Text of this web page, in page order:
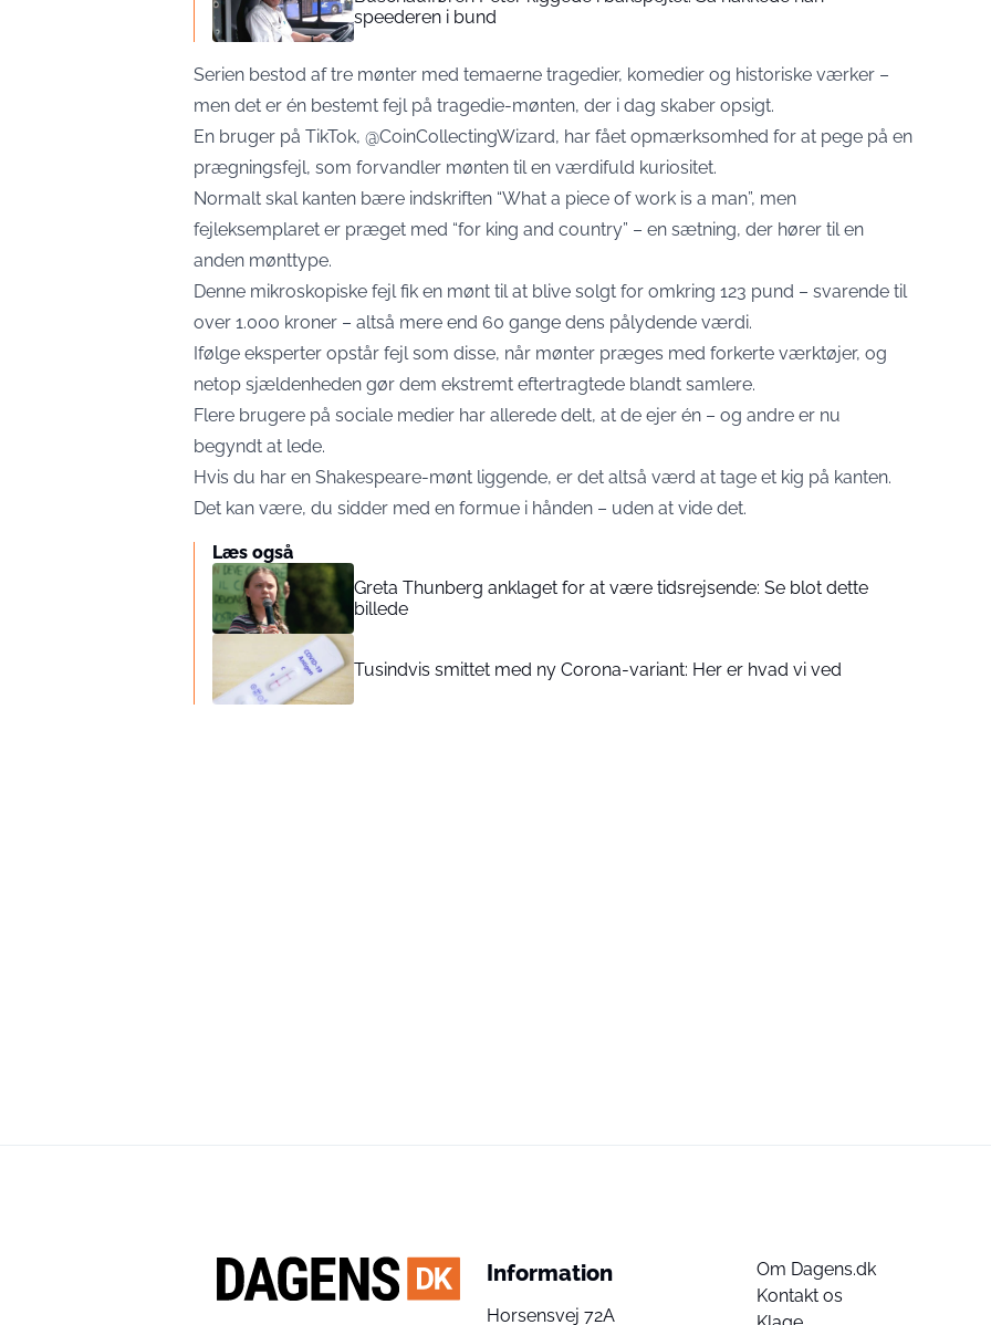
speederen i bund
Serien bestod af tre mønter med temaerne tragedier, komedier og historiske værker –
men det er én bestemt fejl på tragedie-mønten, der i dag skaber opsigt.
En bruger på TikTok, @CoinCollectingWizard, har fået opmærksomhed for at pege på en
prægningsfejl, som forvandler mønten til en værdifuld kuriositet.
Normalt skal kanten bære indskriften “What a piece of work is a man”, men
fejleksemplaret er præget med “for king and country” – en sætning, der hører til en
anden mønttype.
Denne mikroskopiske fejl fik en mønt til at blive solgt for omkring 123 pund – svarende til
over 1.000 kroner – altså mere end 60 gange dens pålydende værdi.
Ifølge eksperter opstår fejl som disse, når mønter præges med forkerte værktøjer, og
netop sjældenheden gør dem ekstremt eftertragtede blandt samlere.
Flere brugere på sociale medier har allerede delt, at de ejer én – og andre er nu
begyndt at lede.
Hvis du har en Shakespeare-mønt liggende, er det altså værd at tage et kig på kanten.
Det kan være, du sidder med en formue i hånden – uden at vide det.
Læs også
Greta Thunberg anklaget for at være tidsrejsende: Se blot dette
billede
Tusindvis smittet med ny Corona-variant: Her er hvad vi ved
Information
Horsensvej 72A
Om Dagens.dk
Kontakt os